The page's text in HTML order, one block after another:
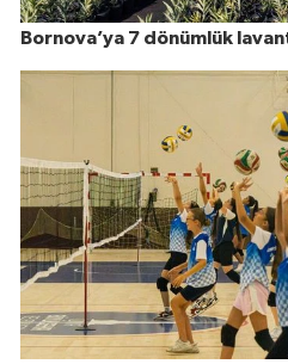
Bornova’ya 7 dönümlük